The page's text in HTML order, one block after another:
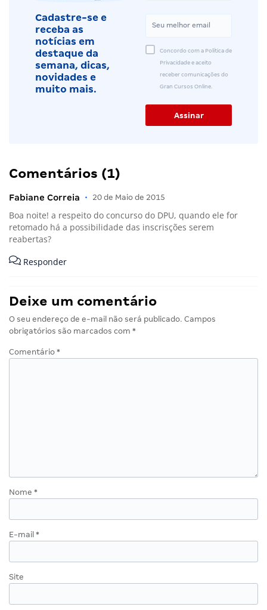
Cadastre-se e
receba as
notícias em
destaque da
semana, dicas,
novidades e
muito mais.
Concordo com a Política de
Privacidade e aceito
receber comunicações do
Gran Cursos Online.
Comentários (1)
Fabiane Correia • 20 de Maio de 2015
Boa noite! a respeito do concurso do DPU, quando ele for
retomado há a possibilidade das inscrisções serem
reabertas?
Responder
Deixe um comentário
O seu endereço de e-mail não será publicado. Campos
obrigatórios são marcados com *
Comentário *
Nome *
E-mail *
Site